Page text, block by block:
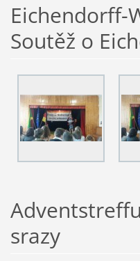
Eichendorff-
Soutěž o
srazy